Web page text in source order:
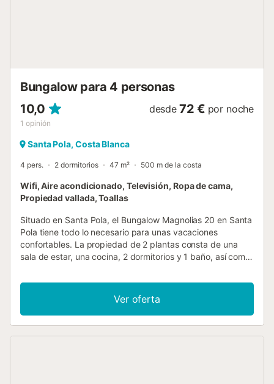
Bungalow para 4 personas
10,0
1 opinión
desde 72 € por noche
Santa Pola, Costa Blanca
4 pers. 2 dormitorios 47 m² 500 m de la costa
Wifi, Aire acondicionado, Televisión, Ropa de cama,
Propiedad vallada, Toallas
Situado en Santa Pola, el Bungalow Magnolias 20 en Santa
Pola tiene todo lo necesario para unas vacaciones
confortables. La propiedad de 2 plantas consta de una
sala de estar, una cocina, 2 dormitorios y 1 baño, así como
Los servicios adicionales incluyen Wi-Fi de alta velocidad
(apto para videollamadas), televisión, aire acondicionado,
ventilador y lavadora. Una cuna y una trona también están
disponibles. Este alquiler de vacaciones cuenta con una
Ver oferta